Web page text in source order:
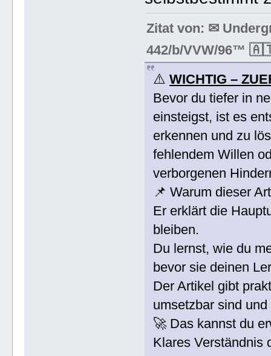
Zitat von: ✉
442/b/VVW/96™
⚠️WICHTIG –
Bevor du tiefer in
einsteigst, ist es
erkennen und zu
fehlendem Willen
verborgenen
📌 Warum dieser
Er erklärt die
bleiben.
Du lernst, wie du
bevor sie deinen
Der Artikel gibt
umsetzbar sind
🚀 Das kannst du
Klares Verständnis